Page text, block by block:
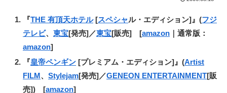
『THE 有頂天ホテル[スペシャル・エディション]』(フジ
テレビ、 東宝[発売]／東宝[販売] [amazon ｜通常版：
amazon]
『皇帝ペンギン [プレミアム・エディション]』(Artist
FILM、 Stylejam[発売]／GENEON ENTERTAINMENT[販
売]) [amazon]